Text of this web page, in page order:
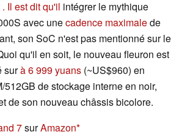
. Il est dit qu'il intégrer le mythique
avec unecadence maximalede
son SoC n'est pas mentionné sur le
qu'il en soit, le nouveau fleuron est
surà 6 999 yuans (~US$960) en
de stockage interne en noir,
de son nouveau châssis bicolore.
7surAmazon